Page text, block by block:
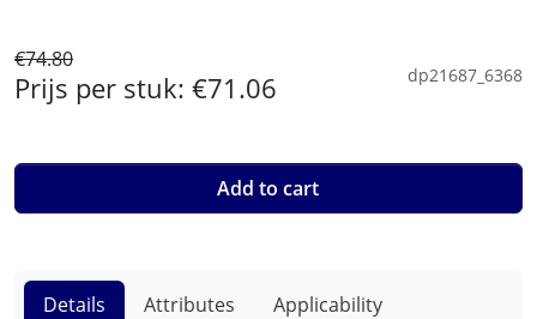
€74.80
Prijs per stuk: €71.06 dp21687_6368
Add to cart
Details Attributes
Applicability